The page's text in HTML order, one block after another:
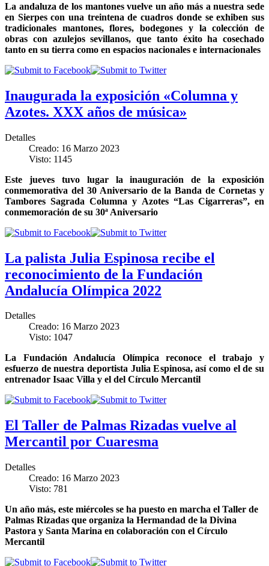
La andaluza de los mantones vuelve un año más a nuestra sede
en Sierpes con una treintena de cuadros donde se exhiben sus
tradicionales mantones, flores, bodegones y la colección de
obras con azulejos sevillanos, que tanto éxito ha cosechado
tanto en su tierra como en espacios nacionales e internacionales
Inaugurada la exposición «Columna y
Azotes. XXX años de música»
Detalles
Creado: 16 Marzo 2023
Visto: 1145
Este jueves tuvo lugar la inauguración de la exposición
conmemorativa del 30 Aniversario de la Banda de Cornetas y
Tambores Sagrada Columna y Azotes “Las Cigarreras”, en
conmemoración de su 30ª Aniversario
La palista Julia Espinosa recibe el
reconocimiento de la Fundación
Andalucía Olímpica 2022
Detalles
Creado: 16 Marzo 2023
Visto: 1047
La Fundación Andalucía Olímpica reconoce el trabajo y
esfuerzo de nuestra deportista Julia Espinosa, así como el de su
entrenador Isaac Villa y el del Círculo Mercantil
El Taller de Palmas Rizadas vuelve al
Mercantil por Cuaresma
Detalles
Creado: 16 Marzo 2023
Visto: 781
Un año más, este miércoles se ha puesto en marcha el Taller de
Palmas Rizadas que organiza la Hermandad de la Divina
Pastora y Santa Marina en colaboración con el Círculo
Mercantil